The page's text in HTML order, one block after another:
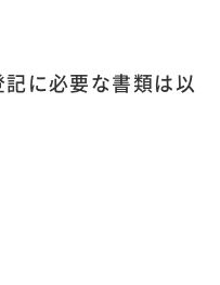
に必要な書類は以